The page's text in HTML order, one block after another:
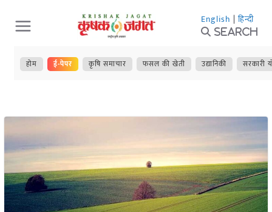
Skip
to
content
English | हिन्दी
Search
होम ई-पेपर कृषि समाचार फसल की खेती उद्यानिकी सरकारी